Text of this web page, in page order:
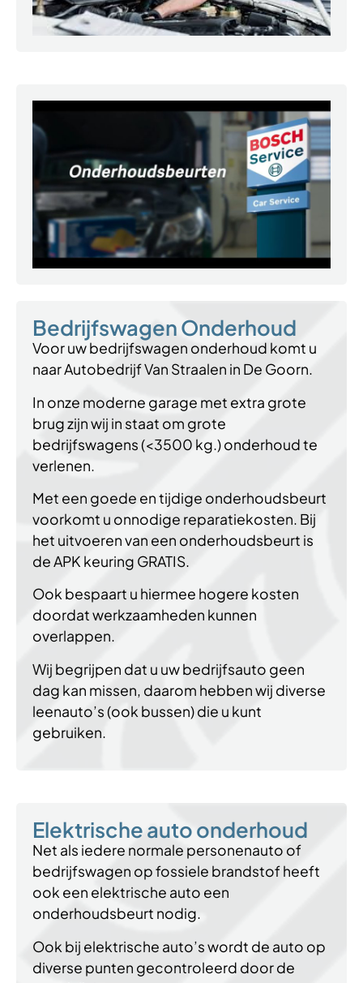
Bedrijfswagen Onderhoud
Voor uw bedrijfswagen onderhoud komt u
naar Autobedrijf Van Straalen in De Goorn.
In onze moderne garage met extra grote
brug zijn wij in staat om grote
bedrijfswagens (<3500 kg.) onderhoud te
verlenen.
Met een goede en tijdige onderhoudsbeurt
voorkomt u onnodige reparatiekosten. Bij
het uitvoeren van een onderhoudsbeurt is
de APK keuring GRATIS.
Ook bespaart u hiermee hogere kosten
doordat werkzaamheden kunnen
overlappen.
Wij begrijpen dat u uw bedrijfsauto geen
dag kan missen, daarom hebben wij diverse
leenauto’s (ook bussen) die u kunt
gebruiken.
Elektrische auto onderhoud
Net als iedere normale personenauto of
bedrijfswagen op fossiele brandstof heeft
ook een elektrische auto een
onderhoudsbeurt nodig.
Ook bij elektrische auto’s wordt de auto op
diverse punten gecontroleerd door de